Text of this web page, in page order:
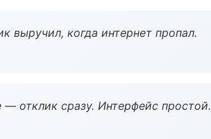
выручил, когда интернет пропал.
— отклик сразу. Интерфейс простой.